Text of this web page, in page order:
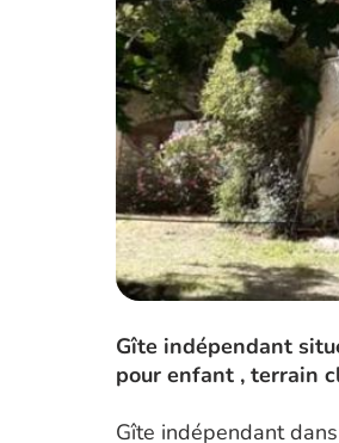
Gîte indépendant
pour enfant , terrain
Gîte indépendant